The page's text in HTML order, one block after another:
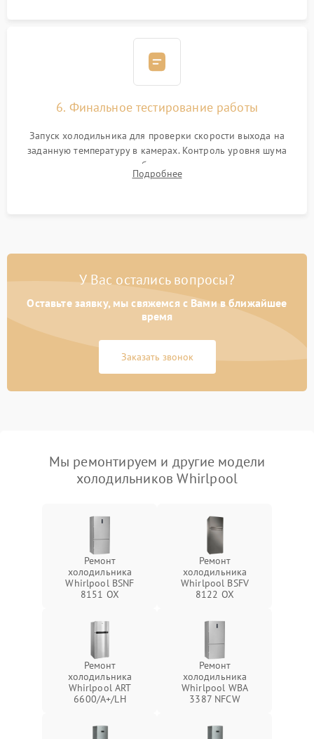
6. Финальное тестирование работы
Запуск холодильника для проверки скорости выхода на
заданную температуру в камерах. Контроль уровня шума
компрессора, отсутствия обмерзания стенок и корректного
срабатывания системы автоматической оттайки.
Подробнее
У Вас остались вопросы?
Оставьте заявку, мы свяжемся с Вами в ближайшее
время
Заказать звонок
Мы ремонтируем и другие модели
холодильников Whirlpool
Ремонт
холодильника
Whirlpool BSNF
8151 OX
Ремонт
холодильника
Whirlpool BSFV
8122 OX
Ремонт
холодильника
Whirlpool ART
6600/A+/LH
Ремонт
холодильника
Whirlpool WBA
3387 NFCW